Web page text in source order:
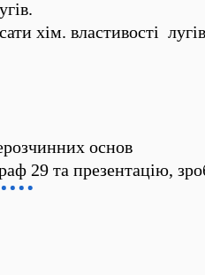
хім. властивості
основ
29 та презентацію,